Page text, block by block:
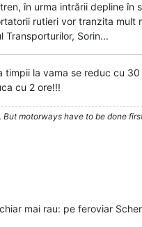
în urma intrării depline în
rutieri vor tranzita mult
Transporturilor, Sorin...
timpii la vama se reduc cu
cu 2 ore!!!
But motorways have to be done
mai rau: pe feroviar